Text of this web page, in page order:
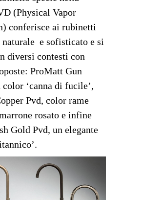
(Physical Vapor
conferisce ai rubinetti
naturale e sofisticato e si
diversi contesti con
ProMatt Gun
color ‘canna di fucile’,
Pvd, color rame
rosato e infine
Gold Pvd, un elegante
’.